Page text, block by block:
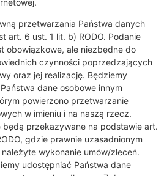
przetwarzania Państwa danych
art. 6 ust. 1 lit. b) RODO. Podanie
obowiązkowe, ale niezbędne do
czynności poprzedzających
oraz jej realizację. Będziemy
dane osobowe innym
powierzono przetwarzanie
w imieniu i na naszą rzecz.
będą przekazywane na podstawie art.
gdzie prawnie uzasadnionym
wykonanie umów/zleceń.
udostępniać Państwa dane